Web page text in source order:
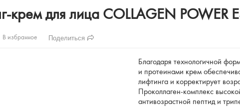
для лица COLLAGEN POWER
В избранное Поделиться
Благодаря технологичной
и протеинами крем
лифтинга и корректирует
Проколлаген-комплекс
антивозрастной пептид и